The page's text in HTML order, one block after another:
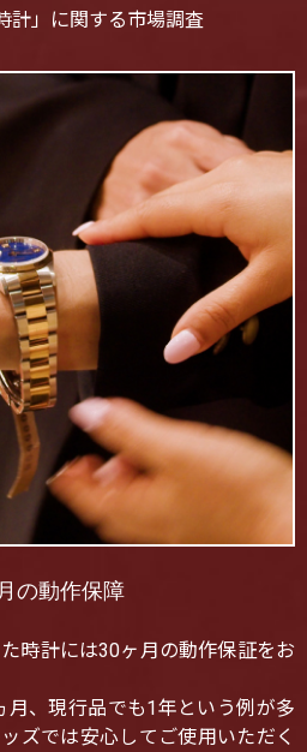
計」に関する市場調査
の動作保障
時計には30ヶ月の動作保証をお
月、現行品でも1年という例が多
ズでは安心してご使用いただく